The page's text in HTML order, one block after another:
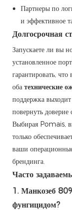
Партнеры по
и эффективное
Долгосрочная
Запускаете ли вы
установленное
гарантировать, что
оба технические
поддержка
повернуть
Выбирая Pomais,
только
ваши
брендинга.
Часто
1. Манкозеб
фунгицидом?